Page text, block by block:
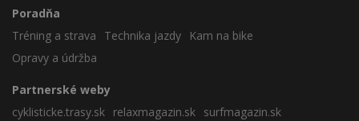
Poradňa
Tréning a strava
Technika jazdy
Kam na bike
Opravy a údržba
Partnerské weby
cyklisticke.trasy.sk relaxmagazin.sk surfmagazin.sk